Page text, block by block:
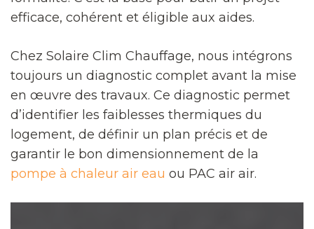
efficace, cohérent et éligible aux aides.
Chez Solaire Clim Chauffage, nous intégrons
toujours un diagnostic complet avant la mise
en œuvre des travaux. Ce diagnostic permet
d’identifier les faiblesses thermiques du
logement, de définir un plan précis et de
garantir le bon dimensionnement de la
pompe à chaleur air eau ou PAC air air.